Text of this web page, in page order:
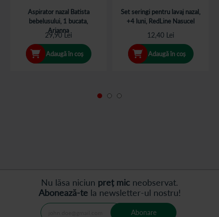
Aspirator nazal Batista
bebelusului, 1 bucata,
Arianna
29,90 Lei
Adaugă în coș
Set seringi pentru lavaj nazal,
+4 luni, RedLine Nasucel
12,40 Lei
Adaugă în coș
Nu lăsa niciun preț mic neobservat.
Abonează-tela newsletter-ul nostru!
Abonare